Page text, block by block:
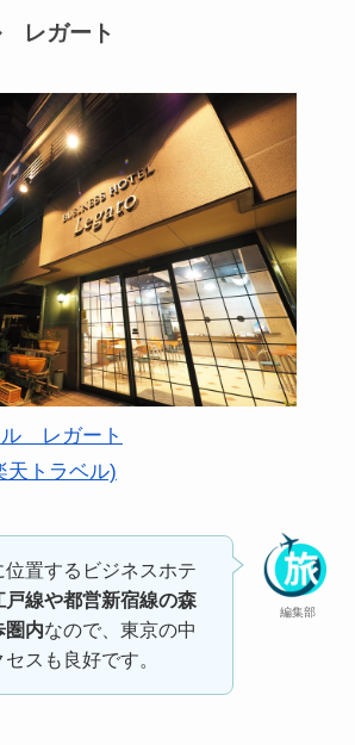
レガート
ル レガート
天トラベル)
編集部
置するビジネスホテ
戸線や都営新宿線の森
圏内なので、東京の中
スも良好です。